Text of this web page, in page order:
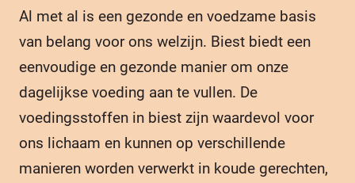
Al met al is een gezonde en voedzame basis
van belang voor ons welzijn. Biest biedt een
eenvoudige en gezonde manier om onze
dagelijkse voeding aan te vullen. De
voedingsstoffen in biest zijn waardevol voor
ons lichaam en kunnen op verschillende
manieren worden verwerkt in koude gerechten,